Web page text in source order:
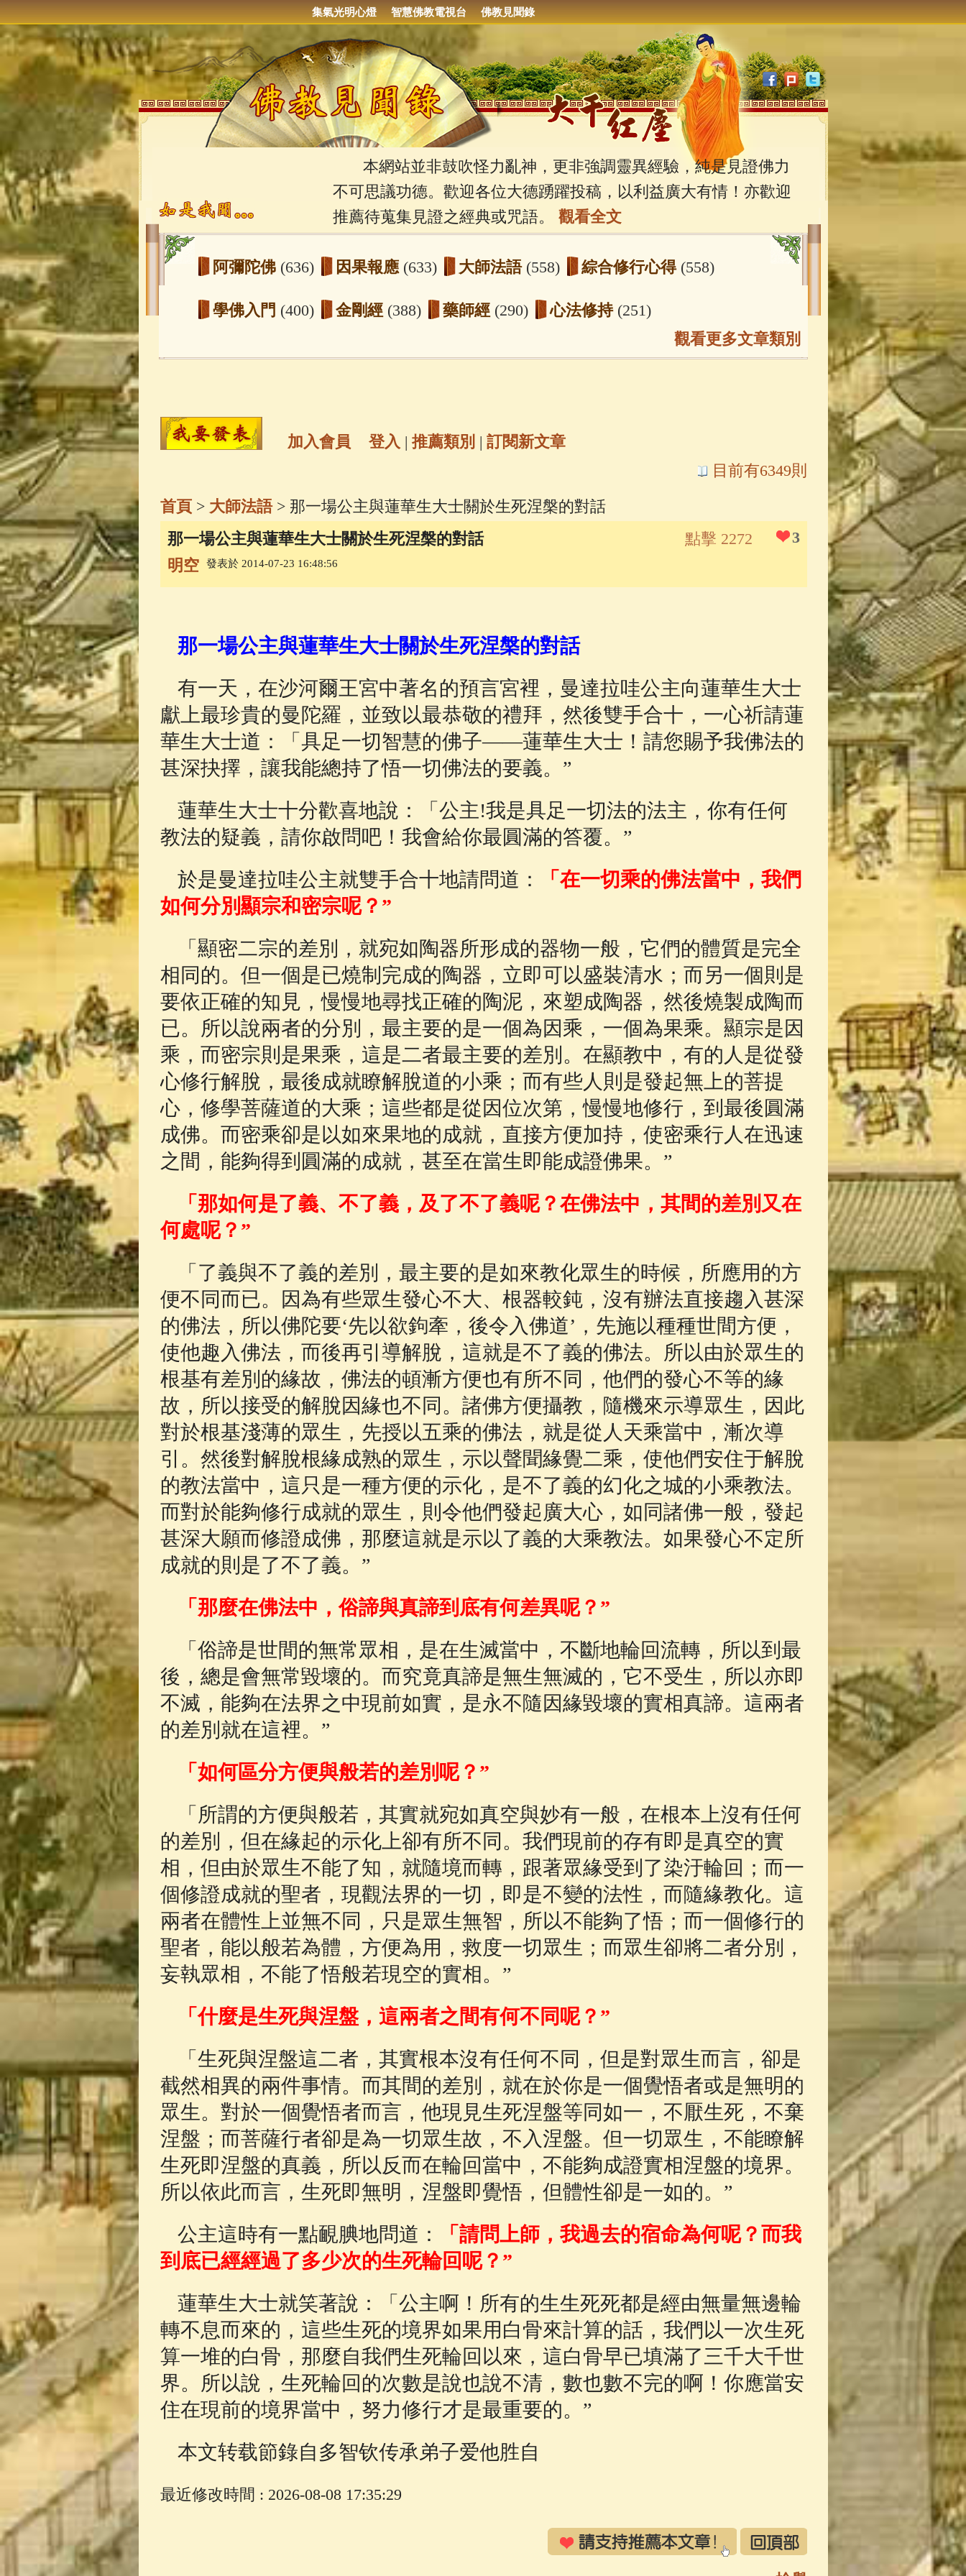
集氣光明心燈 智慧佛教電視台 佛教見聞錄
本網站並非鼓吹怪力亂神，更非強調靈異經驗，純是見證佛力
不可思議功德。歡迎各位大德踴躍投稿，以利益廣大有情！亦歡迎
推薦待蒐集見證之經典或咒語。 觀看全文
阿彌陀佛 (636) 因果報應 (633) 大師法語 (558) 綜合修行心得 (558)
學佛入門 (400) 金剛經 (388) 藥師經 (290) 心法修持 (251)
玉曆寶鈔(236) 地藏經(225) 臨終助念(190) 文殊菩薩(165)
高僧故事 (142) 放生護生 (133) 戒除邪淫(129)
一切如來心秘密全身舍利寶篋印陀羅尼經(81) 六字大明咒(81) 大悲咒(72)
釋迦牟尼佛傳(69)
佛典故事(37) 佛說療痔(腫瘤)病經(27) 心經(3)
觀看更多文章類別
加入會員 登入 | 推薦類別 | 訂閱新文章
目前有6349則
首頁> 大師法語> 那一場公主與蓮華生大士關於生死涅槃的對話
那一場公主與蓮華生大士關於生死涅槃的對話
3
點擊 2272
明空
發表於 2014-07-23 16:48:56
那一場公主與蓮華生大士關於生死涅槃的對話
有一天，在沙河爾王宮中著名的預言宮裡，曼達拉哇公主向蓮華生大士
獻上最珍貴的曼陀羅，並致以最恭敬的禮拜，然後雙手合十，一心祈請蓮
華生大士道：「具足一切智慧的佛子——蓮華生大士！請您賜予我佛法的
甚深抉擇，讓我能總持了悟一切佛法的要義。”
蓮華生大士十分歡喜地說：「公主!我是具足一切法的法主，你有任何
教法的疑義，請你啟問吧！我會給你最圓滿的答覆。”
於是曼達拉哇公主就雙手合十地請問道：
「在一切乘的佛法當中，我們
如何分別顯宗和密宗呢？”
「顯密二宗的差別，就宛如陶器所形成的器物一般，它們的體質是完全
相同的。但一個是已燒制完成的陶器，立即可以盛裝清水；而另一個則是
要依正確的知見，慢慢地尋找正確的陶泥，來塑成陶器，然後燒製成陶而
已。所以說兩者的分別，最主要的是一個為因乘，一個為果乘。顯宗是因
乘，而密宗則是果乘，這是二者最主要的差別。在顯教中，有的人是從發
心修行解脫，最後成就瞭解脫道的小乘；而有些人則是發起無上的菩提
心，修學菩薩道的大乘；這些都是從因位次第，慢慢地修行，到最後圓滿
成佛。而密乘卻是以如來果地的成就，直接方便加持，使密乘行人在迅速
之間，能夠得到圓滿的成就，甚至在當生即能成證佛果。”
「那如何是了義、不了義，及了不了義呢？在佛法中，其間的差別又在
何處呢？”
「了義與不了義的差別，最主要的是如來教化眾生的時候，所應用的方
便不同而已。因為有些眾生發心不大、根器較鈍，沒有辦法直接趨入甚深
的佛法，所以佛陀要‘先以欲鉤牽，後令入佛道’，先施以種種世間方便，
使他趣入佛法，而後再引導解脫，這就是不了義的佛法。所以由於眾生的
根基有差別的緣故，佛法的頓漸方便也有所不同，他們的發心不等的緣
故，所以接受的解脫因緣也不同。諸佛方便攝教，隨機來示導眾生，因此
對於根基淺薄的眾生，先授以五乘的佛法，就是從人天乘當中，漸次導
引。然後對解脫根緣成熟的眾生，示以聲聞緣覺二乘，使他們安住于解脫
的教法當中，這只是一種方便的示化，是不了義的幻化之城的小乘教法。
而對於能夠修行成就的眾生，則令他們發起廣大心，如同諸佛一般，發起
甚深大願而修證成佛，那麼這就是示以了義的大乘教法。如果發心不定所
成就的則是了不了義。”
「那麼在佛法中，俗諦與真諦到底有何差異呢？”
「俗諦是世間的無常眾相，是在生滅當中，不斷地輪回流轉，所以到最
後，總是會無常毀壞的。而究竟真諦是無生無滅的，它不受生，所以亦即
不滅，能夠在法界之中現前如實，是永不隨因緣毀壞的實相真諦。這兩者
的差別就在這裡。”
「如何區分方便與般若的差別呢？”
「所謂的方便與般若，其實就宛如真空與妙有一般，在根本上沒有任何
的差別，但在緣起的示化上卻有所不同。我們現前的存有即是真空的實
相，但由於眾生不能了知，就隨境而轉，跟著眾緣受到了染汙輪回；而一
個修證成就的聖者，現觀法界的一切，即是不變的法性，而隨緣教化。這
兩者在體性上並無不同，只是眾生無智，所以不能夠了悟；而一個修行的
聖者，能以般若為體，方便為用，救度一切眾生；而眾生卻將二者分別，
妄執眾相，不能了悟般若現空的實相。”
「什麼是生死與涅盤，這兩者之間有何不同呢？”
「生死與涅盤這二者，其實根本沒有任何不同，但是對眾生而言，卻是
截然相異的兩件事情。而其間的差別，就在於你是一個覺悟者或是無明的
眾生。對於一個覺悟者而言，他現見生死涅盤等同如一，不厭生死，不棄
涅盤；而菩薩行者卻是為一切眾生故，不入涅盤。但一切眾生，不能瞭解
生死即涅盤的真義，所以反而在輪回當中，不能夠成證實相涅盤的境界。
所以依此而言，生死即無明，涅盤即覺悟，但體性卻是一如的。”
公主這時有一點靦腆地問道：
「請問上師，我過去的宿命為何呢？而我
到底已經經過了多少次的生死輪回呢？”
蓮華生大士就笑著說：「公主啊！所有的生生死死都是經由無量無邊輪
轉不息而來的，這些生死的境界如果用白骨來計算的話，我們以一次生死
算一堆的白骨，那麼自我們生死輪回以來，這白骨早已填滿了三千大千世
界。所以說，生死輪回的次數是說也說不清，數也數不完的啊！你應當安
住在現前的境界當中，努力修行才是最重要的。”
本文转载節錄自多智钦传承弟子爱他胜自
最近修改時間 : 2026-08-08 17:35:29